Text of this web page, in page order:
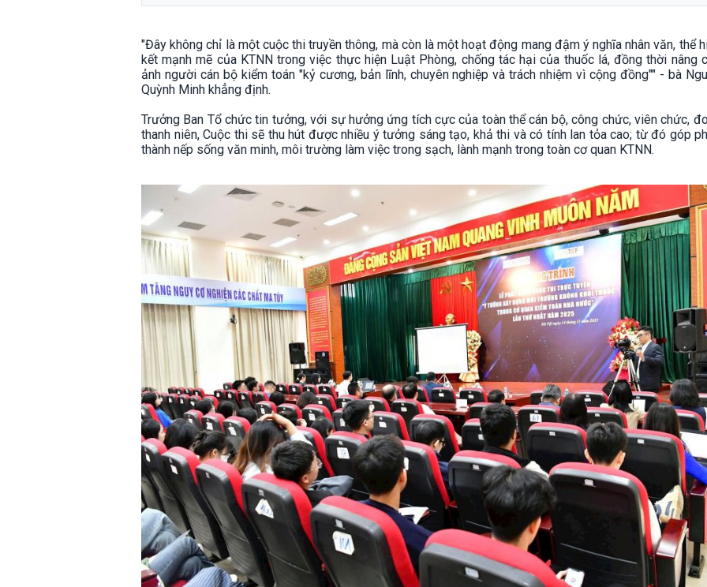
"Đây không chỉ là một cuộc thi truyền thông, mà còn là một hoạt động mang đậm ý nghĩa nhân văn, thể
kết mạnh mẽ của KTNN trong việc thực hiện Luật Phòng, chống tác hại của thuốc lá, đồng thời nâng
ảnh người cán bộ kiểm toán "kỷ cương, bản lĩnh, chuyên nghiệp và trách nhiệm vì cộng đồng"" - bà
Quỳnh Minh khẳng định.
Trưởng Ban Tổ chức tin tưởng, với sự hưởng ứng tích cực của toàn thể cán bộ, công chức, viên chức,
thanh niên, Cuộc thi sẽ thu hút được nhiều ý tưởng sáng tạo, khả thi và có tính lan tỏa cao; từ đó góp
thành nếp sống văn minh, môi trường làm việc trong sạch, lành mạnh trong toàn cơ quan KTNN.